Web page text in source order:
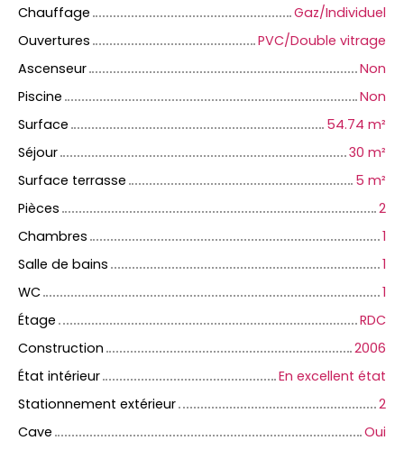
Chauffage
Gaz/Individuel
Ouvertures
PVC/Double vitrage
Ascenseur
Non
Piscine
Non
Surface
54.74 m²
Séjour
30 m²
Surface terrasse
5 m²
Pièces
2
Chambres
1
Salle de bains
1
WC
1
Étage
RDC
Construction
2006
État intérieur
En excellent état
Stationnement extérieur
2
Cave
Oui